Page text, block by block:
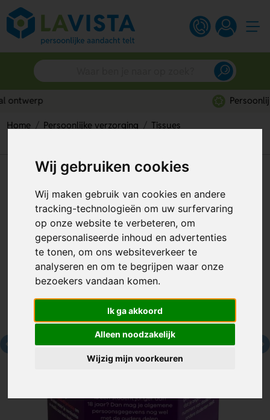
Wij gebruiken cookies
Wij maken gebruik van cookies en andere
tracking-technologieën om uw surfervaring
op onze website te verbeteren, om
gepersonaliseerde inhoud en advertenties
te tonen, om ons websiteverkeer te
analyseren en om te begrijpen waar onze
bezoekers vandaan komen.
Ik ga akkoord
Alleen noodzakelijk
Wijzig mijn voorkeuren
Home Persoonlijke verzorging
Tissues
Tissue Box Hexagon
Artikelnummer: 219697